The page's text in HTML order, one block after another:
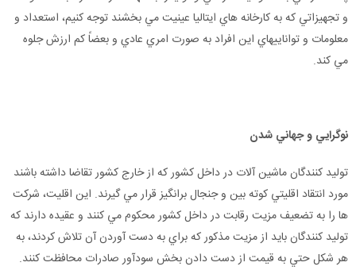
و تجهيزاتي که به کارخانه هاي ايتاليا عينيت مي بخشند توجه کنيم، استعداد و
معلومات و تواناييهاي اين افراد به صورت امري عادي و بعضاً کم ارزش جلوه
مي کند.
نوگرايي وجهاني شدن
توليد کنندگان ماشين آلات در داخل کشور که از خارج کشور تقاضا داشته باشند
مورد انتقاد اقليتي کوته بين و جنجال برانگيز قرار مي گيرند. اين اقليت، شرکت
ها را به تضعيف مزيت رقابت در داخل کشور محکوم مي کنند و عقيده دارند که
توليد کنندگان بايد از مزيت مذکور که براي به دست آوردن آن تلاش کردند، به
هر شکل حتي به قيمت از دست دادن بخش سودآور صادرات محافظت کنند.